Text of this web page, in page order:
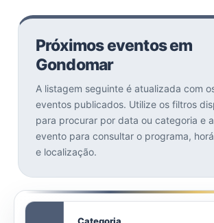
Próximos eventos em
Gondomar
A listagem seguinte é atualizada com
eventos publicados. Utilize os filtros
para procurar por data ou categoria e
evento para consultar o programa,
e localização.